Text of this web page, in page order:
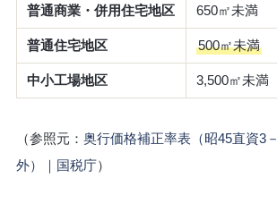
普通商業・併用住宅地区 650㎡未満
普通住宅地区 500㎡未満
中小工場地区 3,500㎡未満
（参照元： 奥行価格補正率表（昭45直資3
外）｜国税庁）